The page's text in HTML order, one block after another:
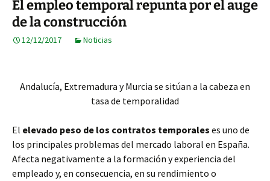
El empleo temporal repunta por el auge
de la construcción
12/12/2017 Noticias
Andalucía, Extremadura y Murcia se sitúan a la cabeza en
tasa de temporalidad
El elevado peso de los contratos temporales es uno de
los principales problemas del mercado laboral en España.
Afecta negativamente a la formación y experiencia del
empleado y, en consecuencia, en su rendimiento o